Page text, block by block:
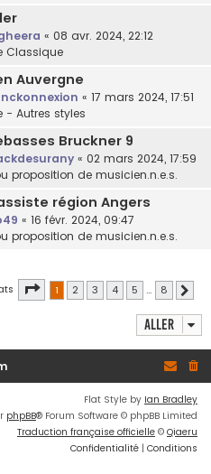
« 08 avr. 2024, 22:12
Classique
Auvergne
« 17 mars 2024, 17:51
- Autres styles
Bruckner 9
« 02 mars 2024, 17:59
proposition de musicien.n.e.s.
région Angers
« 16 févr. 2024, 09:47
proposition de musicien.n.e.s.
Page 1sur8
1 2 3 4 5 … 8
Aller
Flat Style by Ian Bradley
phpBB® Forum Software © phpBB Limited
Traduction française officielle © Qiaeru
Confidentialité | Conditions